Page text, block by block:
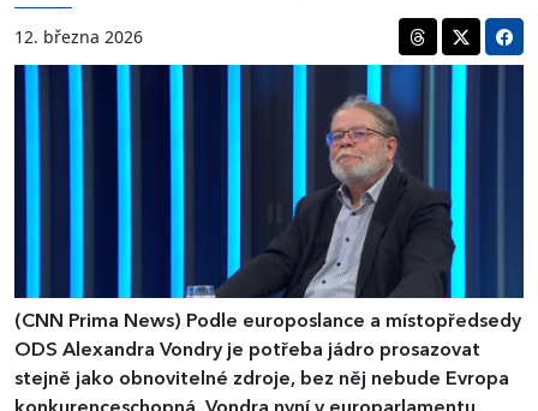
12. března 2026
(CNN Prima News) Podle europoslance a místopředsedy
ODS Alexandra Vondry je potřeba jádro prosazovat
stejně jako obnovitelné zdroje, bez něj nebude Evropa